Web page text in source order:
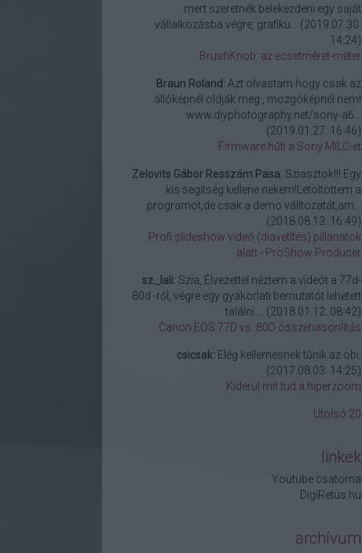
mert szeretnék belekezdeni egy saját
vállalkozásba végre, grafiku... (2019.07.30.
14:24)
BrushKnob: az ecsetméret-méter
Braun Roland: Azt olvastam hogy csak az
állóképnél oldják meg , mozgóképnél nem!
www.diyphotography.net/sony-a6...
(2019.01.27. 16:46)
Firmware hűti a Sony MILC-et
Zelovits Gábor Resszám Pasa: Sziasztok!!! Egy
kis segítség kellene nekem!Letöltöttem a
programot,de csak a demo válltozatát,am...
(2018.08.13. 16:49)
Profi slideshow videó (diavetítés) pillanatok
alatt - ProShow Producer
sz_lali: Szia, Élvezettel néztem a videót a 77d-
80d -ről, végre egy gyakorlati bemutatót lehetett
találni.... (2018.01.12. 08:42)
Canon EOS 77D vs. 80D összehasonlítás
csicsak: Elég kellemesnek tűnik az obi.
(2017.08.03. 14:25)
Kiderül mit tud a hiperzoom
Utolsó 20
linkek
Youtube csatorna
DigiRetus.hu
archívum